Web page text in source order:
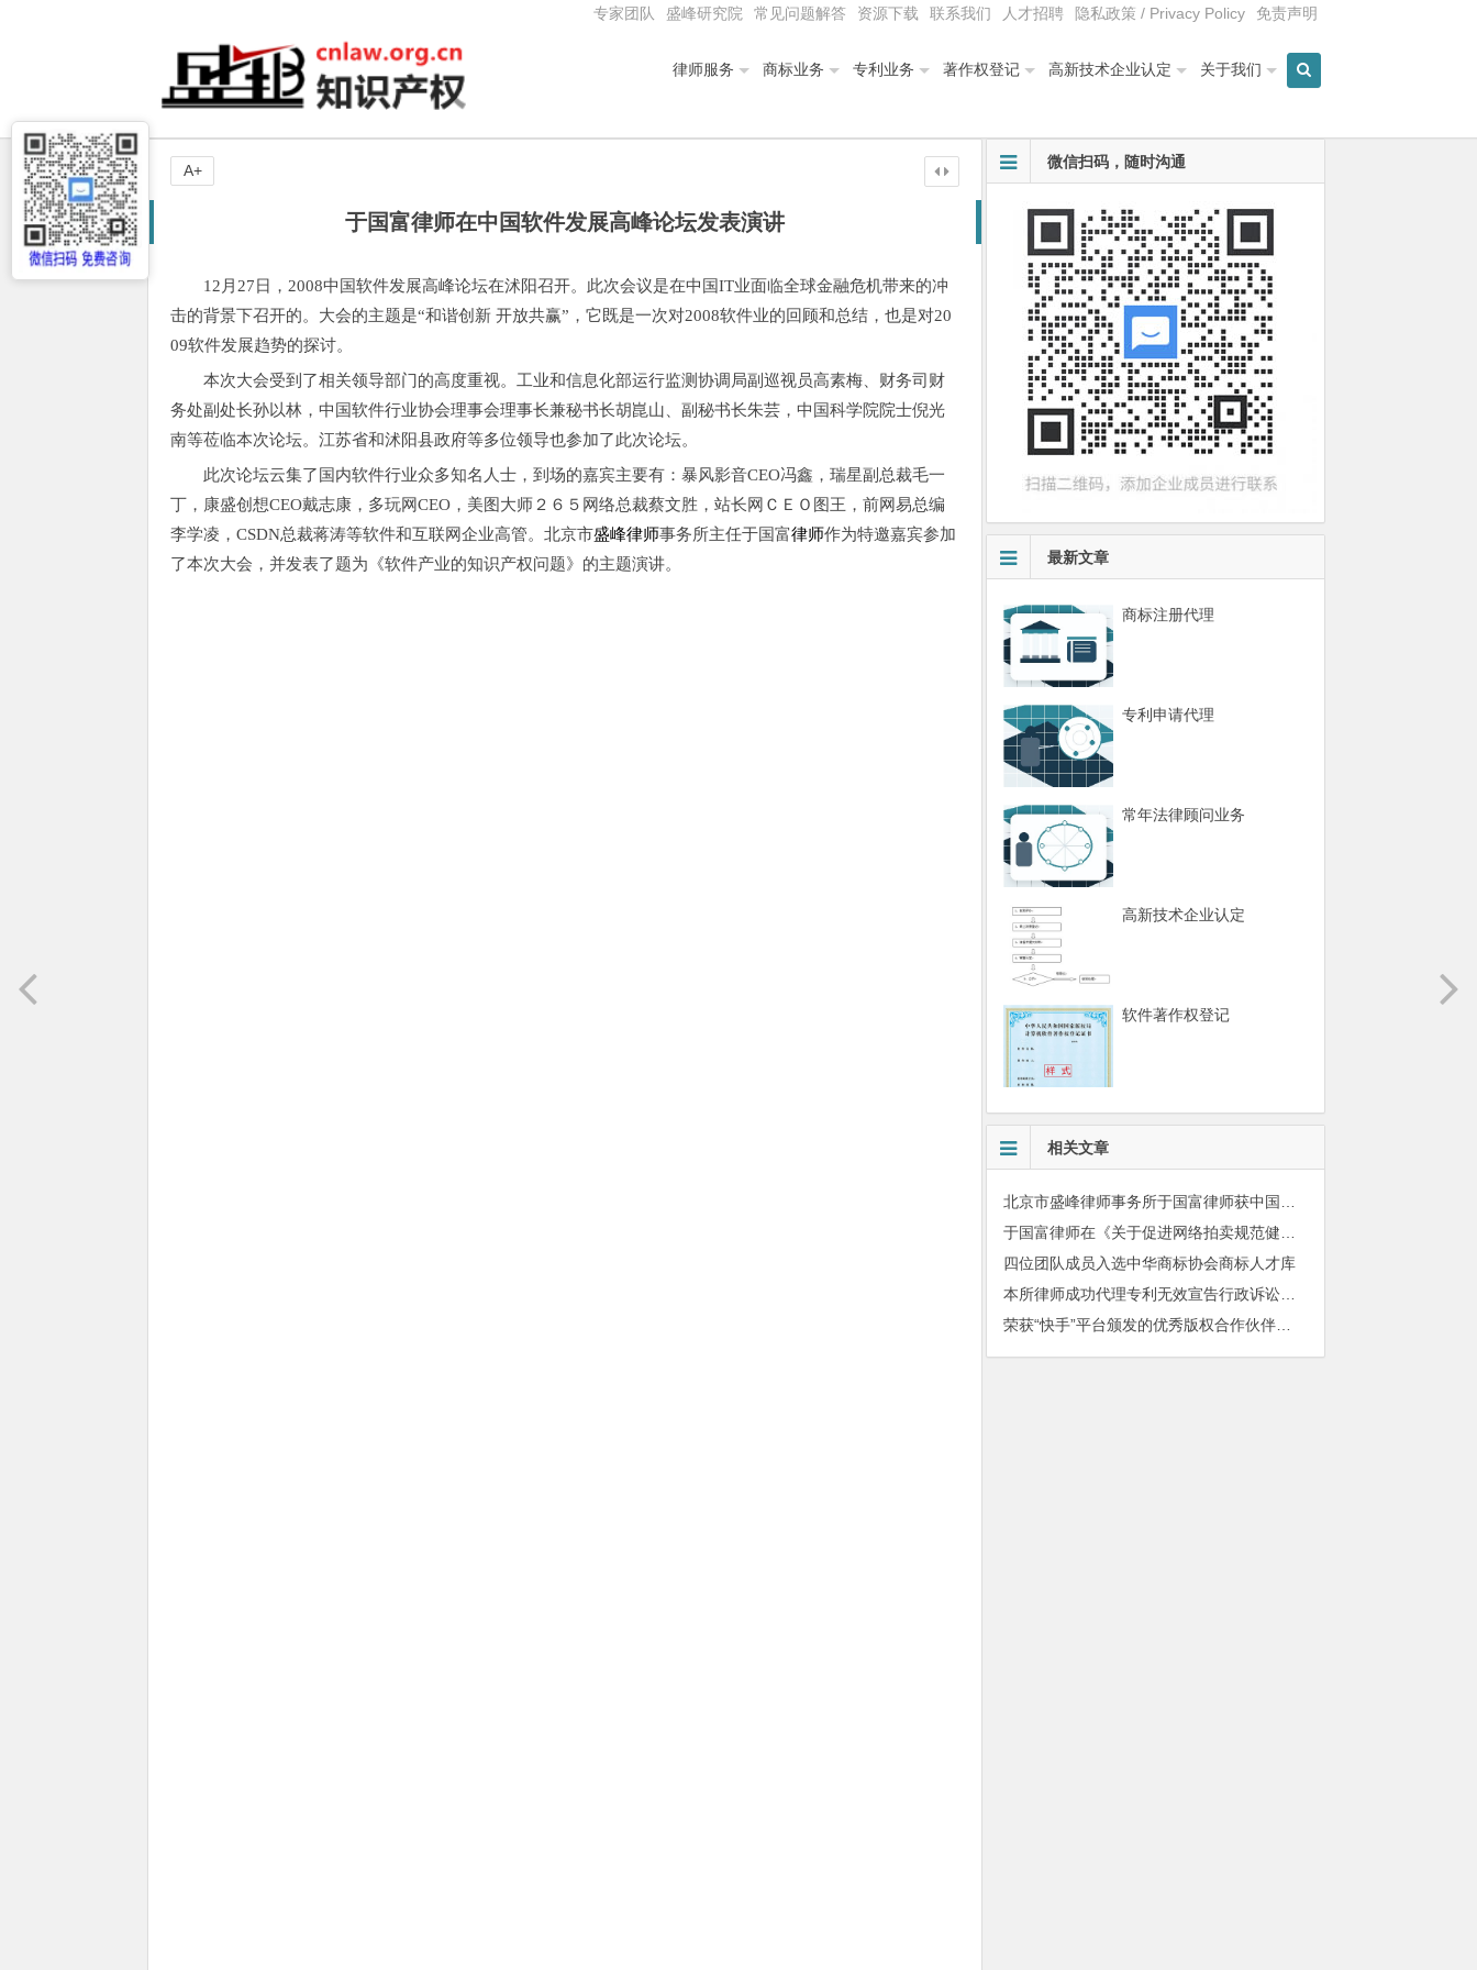
专家团队 盛峰研究院 常见问题解答 资源下载 联系我们 人才招聘 隐私政策 / Privacy Policy 免责声明
律师服务 商标业务 专利业务 著作权登记 高新技术企业认定 关于我们
于国富律师在中国软件发展高峰论坛发表演讲
12月27日，2008中国软件发展高峰论坛在沭阳召开。此次会议是在中国IT业面临全球金融危机带来的冲
击的背景下召开的。大会的主题是“和谐创新 开放共赢”，它既是一次对2008软件业的回顾和总结，也是对20
09软件发展趋势的探讨。
本次大会受到了相关领导部门的高度重视。工业和信息化部运行监测协调局副巡视员高素梅、财务司财
务处副处长孙以林，中国软件行业协会理事会理事长兼秘书长胡崑山、副秘书长朱芸，中国科学院院士倪光
南等莅临本次论坛。江苏省和沭阳县政府等多位领导也参加了此次论坛。
此次论坛云集了国内软件行业众多知名人士，到场的嘉宾主要有：暴风影音CEO冯鑫，瑞星副总裁毛一
丁，康盛创想CEO戴志康，多玩网CEO，美图大师２６５网络总裁蔡文胜，站长网ＣＥＯ图王，前网易总编
李学凌，CSDN总裁蒋涛等软件和互联网企业高管。北京市盛峰律师事务所主任于国富律师作为特邀嘉宾参加
了本次大会，并发表了题为《软件产业的知识产权问题》的主题演讲。
A+ 微信扫码，随时沟通
最新文章
商标注册代理
专利申请代理
常年法律顾问业务
高新技术企业认定
软件著作权登记
相关文章
四位团队成员入选中华商标协会商标人才库
本所律师成功代理专利无效宣告行政诉讼案件
荣获“快手”平台颁发的优秀版权合作伙伴奖牌